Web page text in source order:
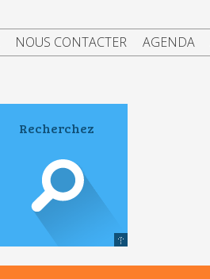
NOUS CONTACTER AGENDA